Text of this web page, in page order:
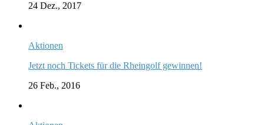
24 Dez., 2017
Aktionen
Jetzt noch Tickets für die Rheingolf gewinnen!
26 Feb., 2016